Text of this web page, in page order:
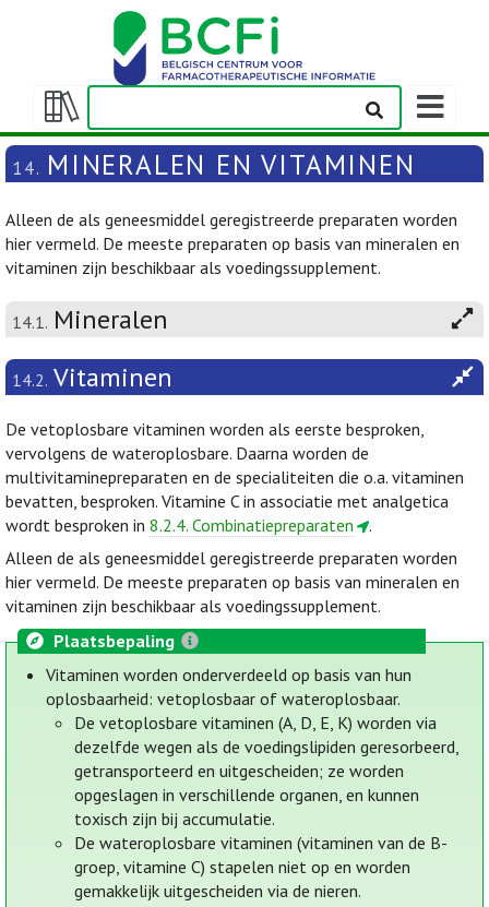
Weergeven/verbergen
inhoudstafel
14. MINERALEN EN VITAMINEN
Alleen de als geneesmiddel geregistreerde preparaten worden
hier vermeld. De meeste preparaten op basis van mineralen en
vitaminen zijn beschikbaar als voedingssupplement.
14.1. Mineralen
14.2. Vitaminen
De vetoplosbare vitaminen worden als eerste besproken,
vervolgens de wateroplosbare. Daarna worden de
multivitaminepreparaten en de specialiteiten die o.a. vitaminen
bevatten, besproken. Vitamine C in associatie met analgetica
wordt besproken in 8.2.4. Combinatiepreparaten
.
Alleen de als geneesmiddel geregistreerde preparaten worden
hier vermeld. De meeste preparaten op basis van mineralen en
vitaminen zijn beschikbaar als voedingssupplement.
Plaatsbepaling
Vitaminen worden onderverdeeld op basis van hun
oplosbaarheid: vetoplosbaar of wateroplosbaar.
De vetoplosbare vitaminen (A, D, E, K) worden via
dezelfde wegen als de voedingslipiden geresorbeerd,
getransporteerd en uitgescheiden; ze worden
opgeslagen in verschillende organen, en kunnen
toxisch zijn bij accumulatie.
De wateroplosbare vitaminen (vitaminen van de B-
groep, vitamine C) stapelen niet op en worden
gemakkelijk uitgescheiden via de nieren.